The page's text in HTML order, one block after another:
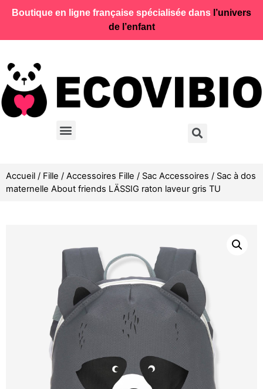
Boutique en ligne française spécialisée dans l’univers
de l’enfant
Accueil / Fille / Accessoires Fille / Sac Accessoires / Sac à dos
maternelle About friends LÄSSIG raton laveur gris TU